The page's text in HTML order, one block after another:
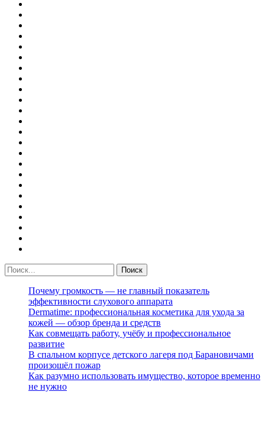
Почему громкость — не главный показатель
эффективности слухового аппарата
Dermatime: профессиональная косметика для ухода за
кожей — обзор бренда и средств
Как совмещать работу, учёбу и профессиональное
развитие
В спальном корпусе детского лагеря под Барановичами
произошёл пожар
Как разумно использовать имущество, которое временно
не нужно